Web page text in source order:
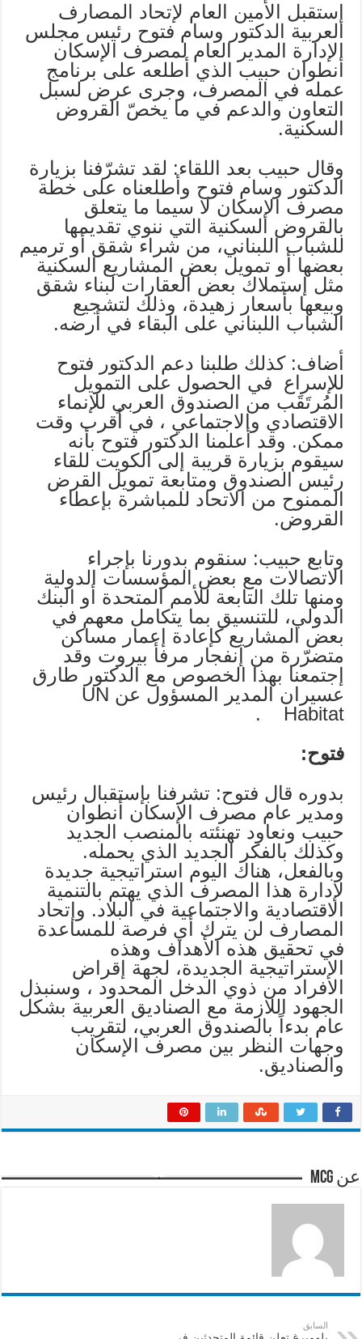
إستقبل الأمين العام لإتحاد المصارف
العربية الدكتور وسام فتوح رئيس مجلس
الإدارة المدير العام لمصرف الإسكان
أنطوان حبيب الذي أطلعه على برنامج
عمله في المصرف، وجرى عرض لسبل
التعاون والدعم في ما يخصّ القروض
السكنية.
وقال حبيب بعد اللقاء: لقد تشرّفنا بزيارة
الدكتور وسام فتوح وأطلعناه على خطة
مصرف الإسكان لا سيما ما يتعلق
بالقروض السكنية التي ننوي تقديمها
للشباب اللبناني، من شراء شقق أو ترميم
بعضها أو تمويل بعض المشاريع السكنية
مثل إستملاك بعض العقارات لبناء شقق
وبيعها بأسعار زهيدة، وذلك لتشجيع
الشباب اللبناني على البقاء في أرضه.
أضاف: كذلك طلبنا دعم الدكتور فتوح
للإسراع في الحصول على التمويل
المُرتَقَب من الصندوق العربي للإنماء
الاقتصادي والاجتماعي ، في أقرب وقت
ممكن. وقد أعلمنا الدكتور فتوح بأنه
سيقوم بزيارة قريبة إلى الكويت للقاء
رئيس الصندوق ومتابعة تمويل القرض
الممنوح من الاتحاد للمباشرة بإعطاء
القروض.
وتابع حبيب: سنقوم بدورنا بإجراء
الاتصالات مع بعض المؤسسات الدولية
ومنها تلك التابعة للأمم المتحدة أو البنك
الدولي، للتنسيق بما يتكامل معهم في
بعض المشاريع كإعادة إعمار مساكن
متضرّرة من إنفجار مرفأ بيروت وقد
إجتمعنا بهذا الخصوص مع الدكتور طارق
عسيران المدير المسؤول عن UN
Habitat .
فتوح:
بدوره قال فتوح: تشرفنا بإستقبال رئيس
ومدير عام مصرف الإسكان أنطوان
حبيب ونعاود تهنئته بالمنصب الجديد
وكذلك بالفكر الجديد الذي يحمله.
وبالفعل، هناك اليوم استراتيجية جديدة
لإدارة هذا المصرف الذي يهتم بالتنمية
الاقتصادية والاجتماعية في البلاد. وإتحاد
المصارف لن يترك أي فرصة للمساعدة
في تحقيق هذه الأهداف وهذه
الاستراتيجية الجديدة، لجهة إقراض
الأفراد من ذوي الدخل المحدود ، وسنبذل
الجهود اللازمة مع الصناديق العربية بشكل
عام بدءاً بالصندوق العربي، لتقريب
وجهات النظر بين مصرف الإسكان
والصناديق.
عن mcg
السابق